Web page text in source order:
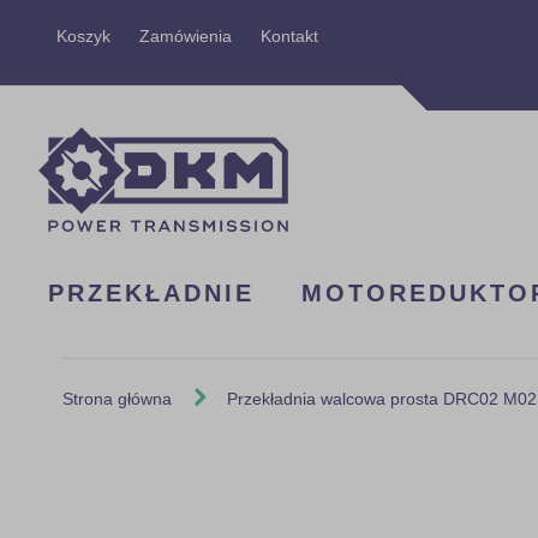
Koszyk Zamówienia KontaktPrzejdź
PRZEKŁADNIE
Strona główna Przekładnia walcowa prosta DRC02